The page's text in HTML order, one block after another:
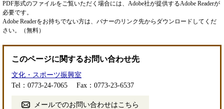
PDF形式のファイルをご覧いただく場合には、Adobe社が提供するAdobe Readerが
必要です。
Adobe Readerをお持ちでない方は、バナーのリンク先からダウンロードしてくだ
さい。（無料）
このページに関するお問い合わせ先
文化・スポーツ振興室
Tel：0773-24-7065
Fax：0773-23-6537
メールでのお問い合わせはこちら